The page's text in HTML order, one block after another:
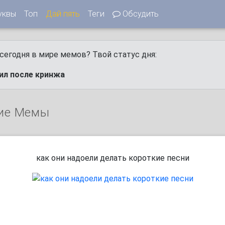
Топ Дай пять Теги Обсудить
в мире мемов? Твой статус дня:
после кринжа
Мемы
как они надоели делать короткие песни